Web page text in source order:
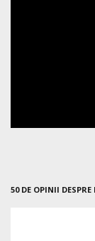
50 DE OPINII